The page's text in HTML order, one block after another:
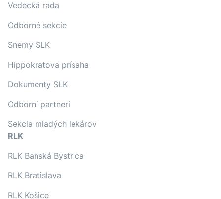
Vedecká rada
Odborné sekcie
Snemy SLK
Hippokratova prísaha
Dokumenty SLK
Odborní partneri
Sekcia mladých lekárov
RLK
RLK Banská Bystrica
RLK Bratislava
RLK Košice